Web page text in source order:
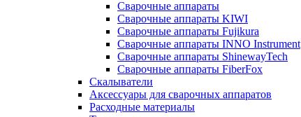
Сварочные аппараты
Сварочные аппараты KIWI
Сварочные аппараты Fujikura
Сварочные аппараты INNO Instrument
Сварочные аппараты ShinewayTech
Cварочные аппараты FiberFox
Скалыватели
Аксессуары для сварочных аппаратов
Расходные материалы